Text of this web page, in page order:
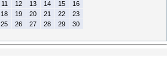
11 12 13 14 15
16
18 19 20 21 22
23
25 26 27 28 29
30